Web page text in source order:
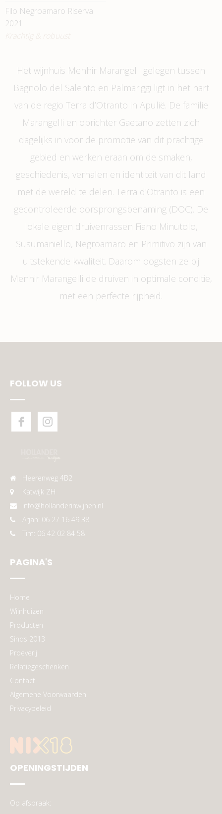
Filo Negroamaro Riserva
2021
Krachtig & robuust
Het wijnhuis Menhir Marangelli gelegen tussen
Bagnolo del Salento en Palmariggi ligt in het hart
van de regio Terra d’Otranto in Apulië. De familie
Marangelli en oprichter Gaetano zetten zich
dagelijks in voor de promotie van dit prachtige
gebied en werken eraan om de smaken,
geschiedenis, verhalen en identiteit van dit land
met de wereld te delen. Terra d'Otranto is een
gecontroleerde oorsprongsbenaming (DOC). De
lokale eigen druivenrassen Fiano Minutolo,
Susumaniello, Negroamaro en Primitivo zijn van
uitstekende kwaliteit. Daarom oogsten ze bij
Menhir Marangelli de druiven in optimale conditie,
met een perfecte rijpheid.
FOLLOW US
Heerenweg 4B2
Katwijk ZH
info@hollanderinwijnen.nl
Arjan: 06 27 16 49 38
Tim: 06 42 02 84 58
PAGINA'S
Home
Wijnhuizen
Producten
Sinds 2013
Proeverij
Relatiegeschenken
Contact
Algemene Voorwaarden
Privacybeleid
OPENINGSTIJDEN
Op afspraak: